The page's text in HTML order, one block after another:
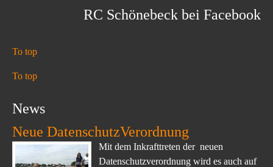
RC Schönebeck bei Facebook
To top
To top
News
Neue DatenschutzVerordnung
Mit dem Inkrafttreten der neuen
Datenschutzverordnung wird es auch auf